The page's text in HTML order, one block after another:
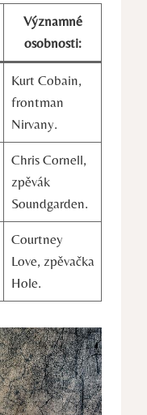
Významné
osobnosti:
Kurt Cobain,​
frontman‌
Nirvany.
Chris ⁤Cornell,
zpěvák ​
Soundgarden.
Courtney
Love, zpěvačka
Hole.